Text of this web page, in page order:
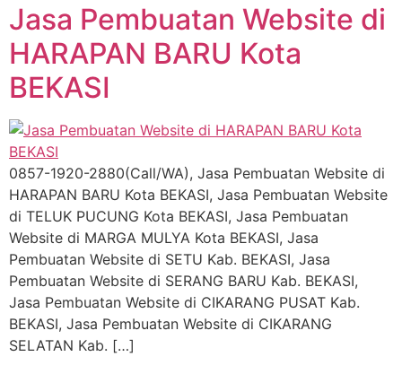
Jasa Pembuatan Website di
HARAPAN BARU Kota
BEKASI
0857-1920-2880(Call/WA), Jasa Pembuatan Website di
HARAPAN BARU Kota BEKASI, Jasa Pembuatan Website
di TELUK PUCUNG Kota BEKASI, Jasa Pembuatan
Website di MARGA MULYA Kota BEKASI, Jasa
Pembuatan Website di SETU Kab. BEKASI, Jasa
Pembuatan Website di SERANG BARU Kab. BEKASI,
Jasa Pembuatan Website di CIKARANG PUSAT Kab.
BEKASI, Jasa Pembuatan Website di CIKARANG
SELATAN Kab. […]